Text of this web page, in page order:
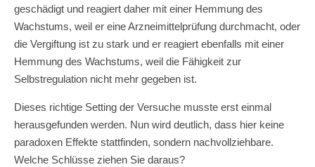
geschädigt und reagiert daher mit einer Hemmung des
Wachstums, weil er eine Arzneimittelprüfung durchmacht, oder
die Vergiftung ist zu stark und er reagiert ebenfalls mit einer
Hemmung des Wachstums, weil die Fähigkeit zur
Selbstregulation nicht mehr gegeben ist.
Dieses richtige Setting der Versuche musste erst einmal
herausgefunden werden. Nun wird deutlich, dass hier keine
paradoxen Effekte stattfinden, sondern nachvollziehbare.
Welche Schlüsse ziehen Sie daraus?